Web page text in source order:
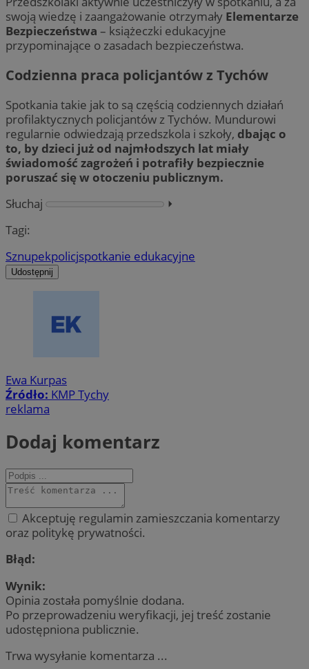
swoją wiedzę i zaangażowanie otrzymały Elementarze
Bezpieczeństwa – książeczki edukacyjne
przypominające o zasadach bezpieczeństwa.
Codzienna praca policjantów z Tychów
Spotkania takie jak to są częścią codziennych działań
profilaktycznych policjantów z Tychów. Mundurowi
regularnie odwiedzają przedszkola i szkoły, dbając o
to, by dzieci już od najmłodszych lat miały
świadomość zagrożeń i potrafiły bezpiecznie
poruszać się w otoczeniu publicznym.
Słuchaj
⏵︎
Tagi:
Sznupekpolicjspotkanie edukacyjne
Udostępnij
Ewa Kurpas
Źródło: KMP Tychy
reklama
Dodaj komentarz
Akceptuję regulamin zamieszczania komentarzy
oraz politykę prywatności.
Błąd:
Wynik:
Opinia została pomyślnie dodana.
Po przeprowadzeniu weryfikacji, jej treść zostanie
udostępniona publicznie.
Trwa wysyłanie komentarza ...